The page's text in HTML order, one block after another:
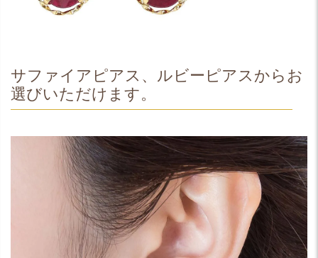
サファイアピアス、ルビーピアスからお
選びいただけます。